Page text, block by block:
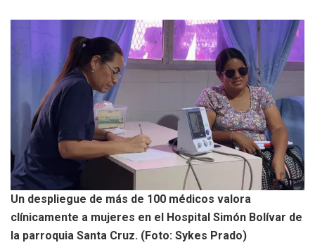
Un despliegue de más de 100 médicos valora
clínicamente a mujeres en el Hospital Simón Bolívar de
la parroquia Santa Cruz. (Foto: Sykes Prado)